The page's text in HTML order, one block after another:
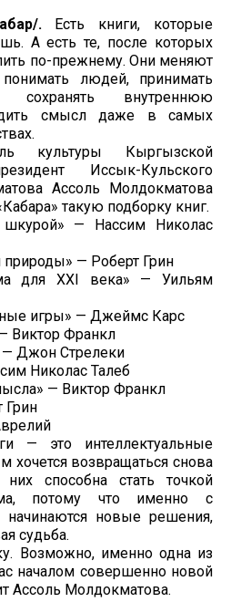
.
Есть книги, которые
А есть те, после которых
по-прежнему. Они меняют
людей, принимать
внутреннюю
смысл даже в самых
культуры Кыргызской
Иссык-Кульского
Ассоль Молдокматова
такую подборку книг.
шкурой» — Нассим Николас
— Роберт Грин
для XXI века» — Уильям
игры» — Джеймс Карс
Виктор Франкл
Джон Стрелеки
Николас Талеб
— Виктор Франкл
Грин
— это интеллектуальные
хочется возвращаться снова
способна стать точкой
потому что именно с
новые решения,
судьба.
Возможно, именно одна из
началом совершенно новой
Ассоль Молдокматова.